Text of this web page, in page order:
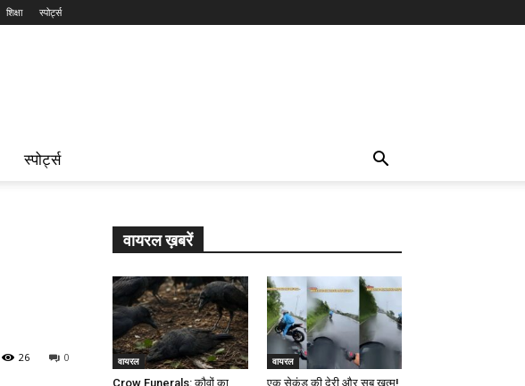
शिक्षा स्पोर्ट्स
स्पोर्ट्स
0
26
वायरल ख़बरें
वायरल
Crow Funerals: कौवों का
वायरल
एक सेकंड की देरी और सब खत्म!